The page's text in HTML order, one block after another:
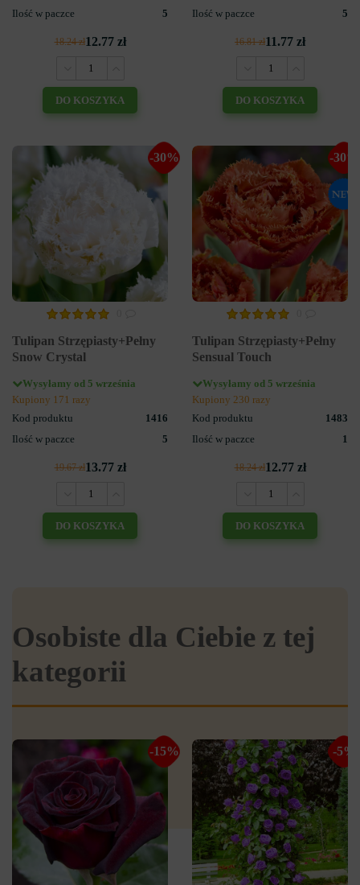
Ilość w paczce 5
18.24 zł12.77 zł
DO KOSZYKA
Ilość w paczce 5
16.81 zł11.77 zł
DO KOSZYKA
-30%
Tulipan Strzępiasty+Pełny
Snow Crystal
Wysyłamy od 5 września
Kupiony 171 razy
Kod produktu
1416
Ilość w paczce
5
19.67 zł13.77 zł
DO KOSZYKA
-30%
Tulipan Strzępiasty+Pełny
Sensual Touch
Wysyłamy od 5 września
Kupiony 230 razy
Kod produktu
1483
Ilość w paczce
1
18.24 zł12.77 zł
DO KOSZYKA
Osobiste dla Ciebie z tej
kategorii
-15% -5%